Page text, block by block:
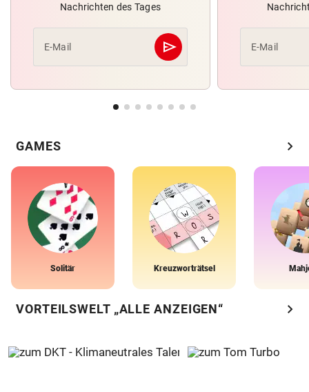
Nachrichten des Tages
E-Mail send
Abschicken E-Mail
GAMES chevron_right
Solitär Kreuzworträtsel
VORTEILSWELT „ALLE ANZEIGEN“ chevron_right